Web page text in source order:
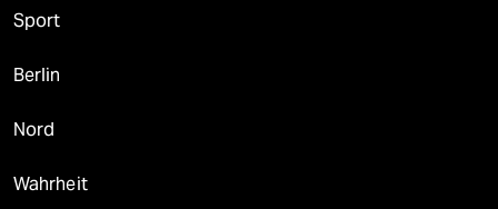
Sport
Berlin
Nord
Wahrheit